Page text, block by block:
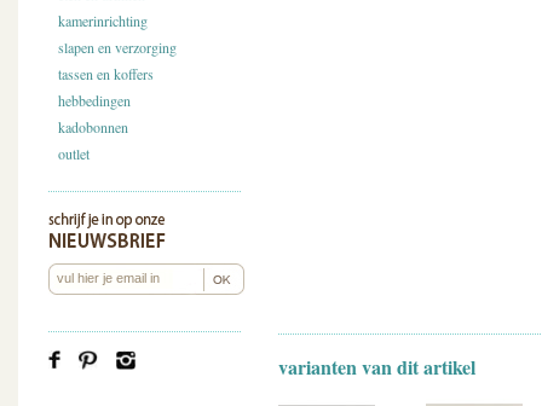
kamerinrichting
slapen en verzorging
tassen en koffers
hebbedingen
kadobonnen
outlet
varianten van dit artikel